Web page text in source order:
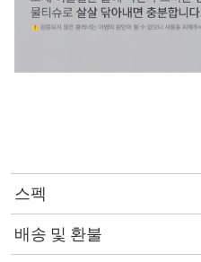
스펙
배송 및 환불